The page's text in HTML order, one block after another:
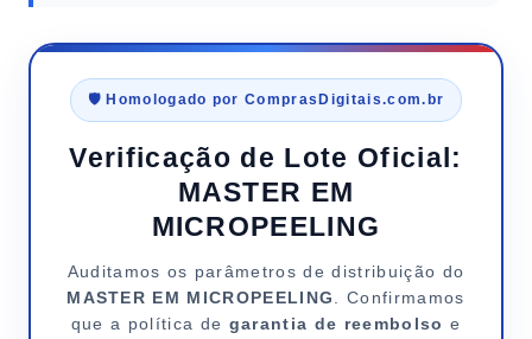
🛡️ Homologado por ComprasDigitais.com.br
Verificação de Lote Oficial:
MASTER EM
MICROPEELING
Auditamos os parâmetros de distribuição do
MASTER EM MICROPEELING
. Confirmamos
que a política de garantia de reembolso e